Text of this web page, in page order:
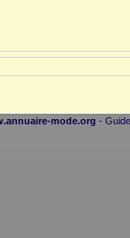
mode.org -